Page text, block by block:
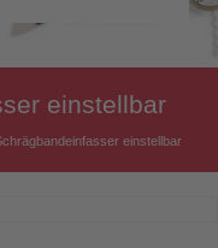
einstellbar
einstellbar